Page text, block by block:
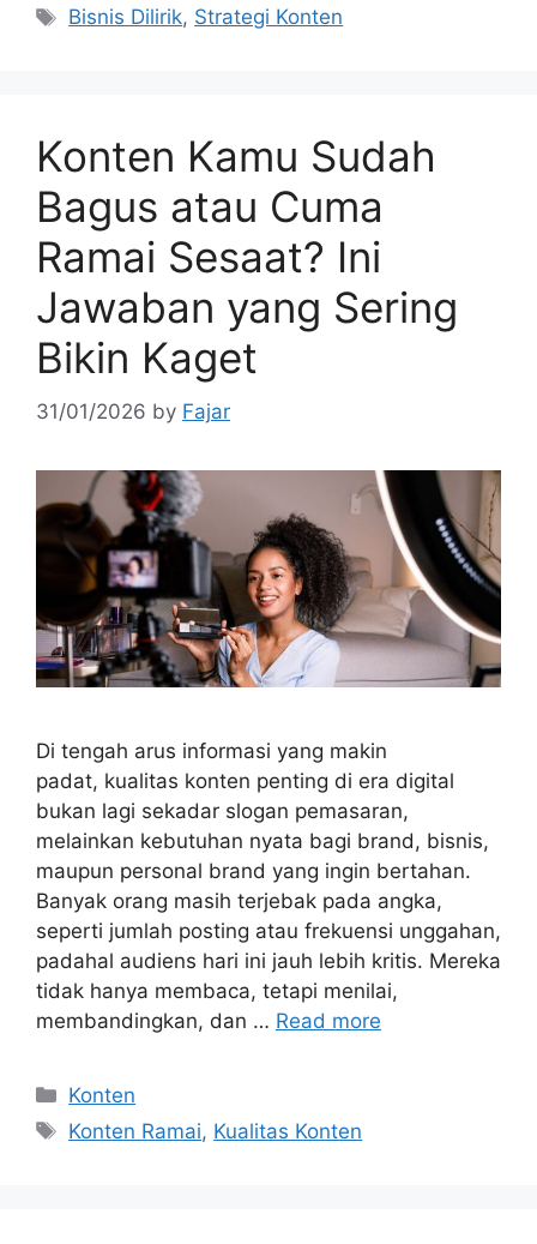
Tags
Bisnis Dilirik, Strategi Konten
Konten Kamu Sudah
Bagus atau Cuma
Ramai Sesaat? Ini
Jawaban yang Sering
Bikin Kaget
31/01/2026 by Fajar
Di tengah arus informasi yang makin
padat, kualitas konten penting di era digital
bukan lagi sekadar slogan pemasaran,
melainkan kebutuhan nyata bagi brand, bisnis,
maupun personal brand yang ingin bertahan.
Banyak orang masih terjebak pada angka,
seperti jumlah posting atau frekuensi unggahan,
padahal audiens hari ini jauh lebih kritis. Mereka
tidak hanya membaca, tetapi menilai,
membandingkan, dan … Read more
Categories
Konten
Tags
Konten Ramai, Kualitas Konten